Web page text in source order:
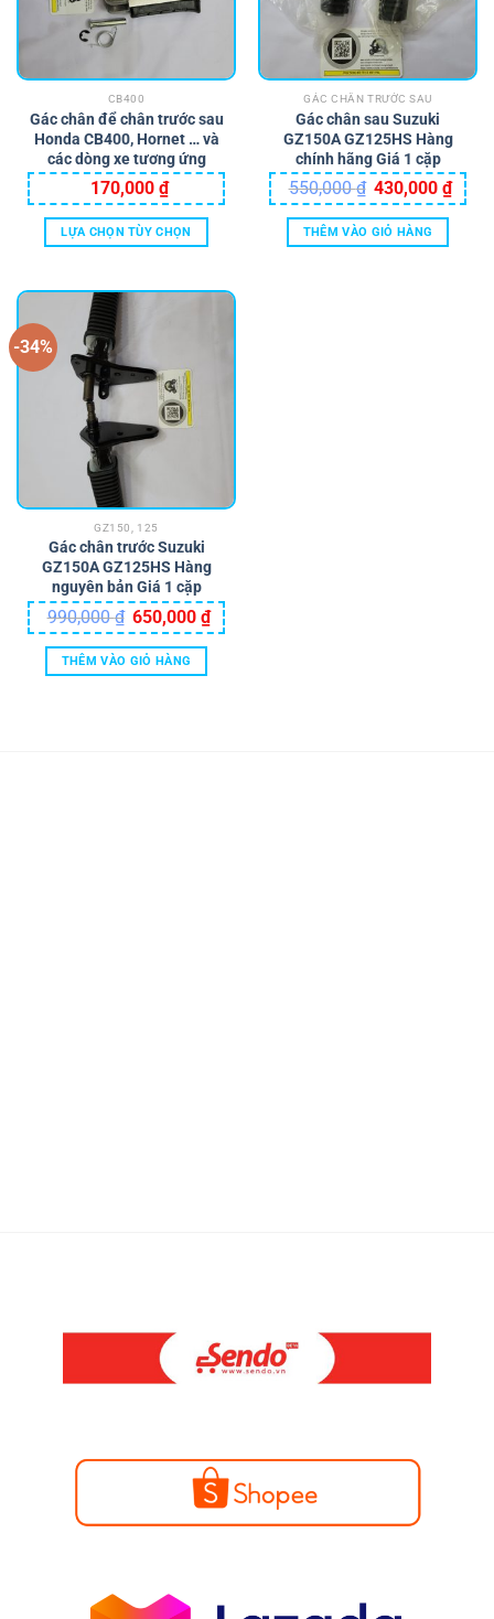
CB400
Gác chân để chân trước sau
Honda CB400, Hornet … và
các dòng xe tương ứng
170,000 ₫
LỰA CHỌN TÙY CHỌN
biến
Các
tùy
thể
được
chọn
trên
trang
sản
phẩm
GÁC CHÂN TRƯỚC SAU
Gác chân sau Suzuki
GZ150A GZ125HS Hàng
chính hãng Giá 1 cặp
550,000₫ Giá
gốc
là:
550,000 ₫.
430,000₫Giá
hiện
THÊM VÀO GIỎ HÀNG
-34%
GZ150, 125
Gác chân trước Suzuki
GZ150A GZ125HS Hàng
nguyên bản Giá 1 cặp
990,000₫ Giá
gốc
là:
990,000 ₫.
650,000₫Giá
hiện
THÊM VÀO GIỎ HÀNG